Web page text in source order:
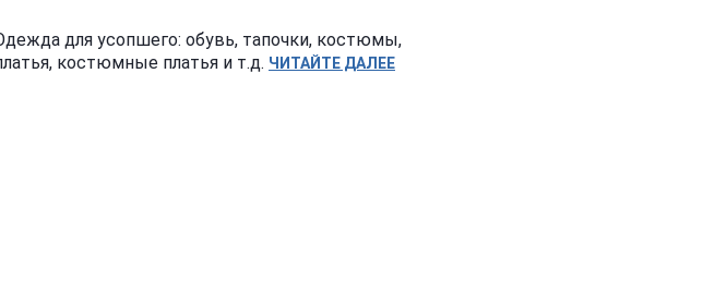
для усопшего: обувь, тапочки, костюмы,
костюмные платья и т.д. ЧИТАЙТЕ ДАЛЕЕ